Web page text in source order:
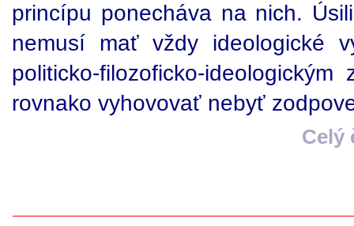
princípu ponecháva na nich.
nemusí mať vždy ideologické
politicko-filozoficko-
rovnako vyhovovať nebyť
Celý